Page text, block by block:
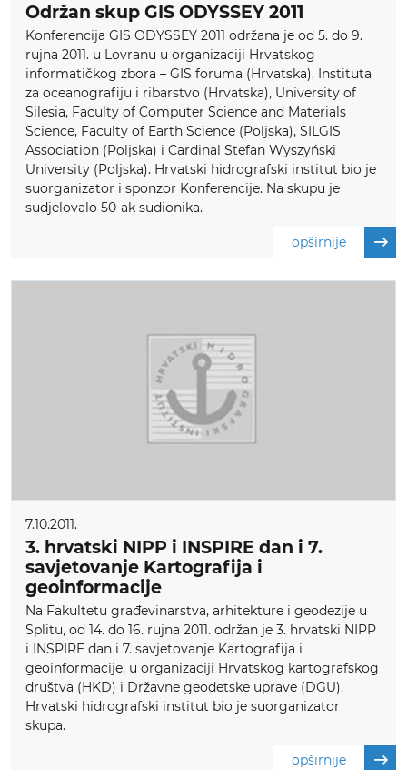
Održan skup GIS ODYSSEY 2011
Konferencija GIS ODYSSEY 2011 održana je od 5. do 9.
rujna 2011. u Lovranu u organizaciji Hrvatskog
informatičkog zbora – GIS foruma (Hrvatska), Instituta
za oceanografiju i ribarstvo (Hrvatska), University of
Silesia, Faculty of Computer Science and Materials
Science, Faculty of Earth Science (Poljska), SILGIS
Association (Poljska) i Cardinal Stefan Wyszyński
University (Poljska). Hrvatski hidrografski institut bio je
suorganizator i sponzor Konferencije. Na skupu je
sudjelovalo 50-ak sudionika.
opširnije
7.10.2011.
3. hrvatski NIPP i INSPIRE dan i 7.
savjetovanje Kartografija i
geoinformacije
Na Fakultetu građevinarstva, arhitekture i geodezije u
Splitu, od 14. do 16. rujna 2011. održan je 3. hrvatski NIPP
i INSPIRE dan i 7. savjetovanje Kartografija i
geoinformacije, u organizaciji Hrvatskog kartografskog
društva (HKD) i Državne geodetske uprave (DGU).
Hrvatski hidrografski institut bio je suorganizator
skupa.
opširnije